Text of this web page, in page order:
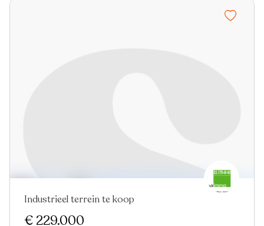
Industrieel terrein te koop
€ 229.000